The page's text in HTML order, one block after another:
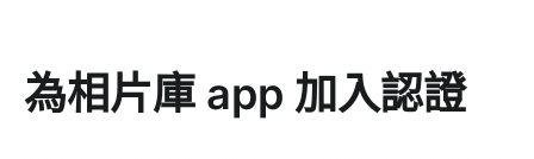
為相片庫 app 加入認證